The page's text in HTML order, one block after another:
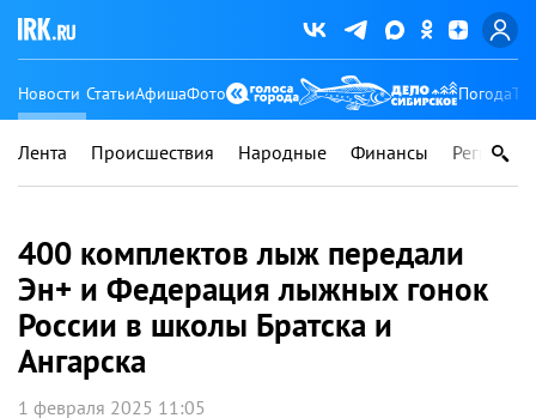
Новости СтатьиАфишаФото Погода
Лента Происшествия Народные Финансы Регионы
400 комплектов лыж передали
Эн+ и Федерация лыжных гонок
России в школы Братска и
Ангарска
1 февраля 2025 11:05